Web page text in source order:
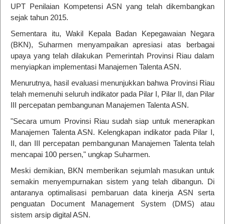
UPT Penilaian Kompetensi ASN yang telah dikembangkan
sejak tahun 2015.
Sementara itu, Wakil Kepala Badan Kepegawaian Negara
(BKN), Suharmen menyampaikan apresiasi atas berbagai
upaya yang telah dilakukan Pemerintah Provinsi Riau dalam
menyiapkan implementasi Manajemen Talenta ASN.
Menurutnya, hasil evaluasi menunjukkan bahwa Provinsi Riau
telah memenuhi seluruh indikator pada Pilar I, Pilar II, dan Pilar
III percepatan pembangunan Manajemen Talenta ASN.
"Secara umum Provinsi Riau sudah siap untuk menerapkan
Manajemen Talenta ASN. Kelengkapan indikator pada Pilar I,
II, dan III percepatan pembangunan Manajemen Talenta telah
mencapai 100 persen," ungkap Suharmen.
Meski demikian, BKN memberikan sejumlah masukan untuk
semakin menyempurnakan sistem yang telah dibangun. Di
antaranya optimalisasi pembaruan data kinerja ASN serta
penguatan Document Management System (DMS) atau
sistem arsip digital ASN.